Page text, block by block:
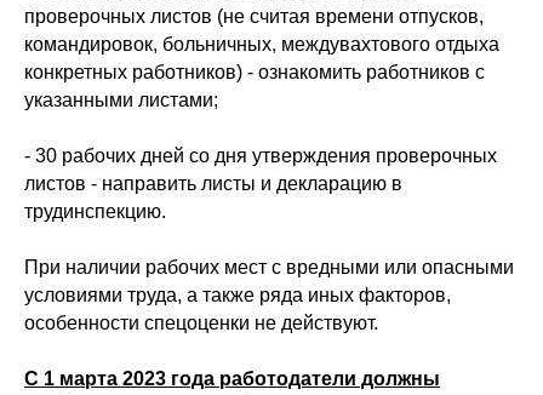
проверочных листов (не считая времени отпусков,
командировок, больничных, междувахтового отдыха
конкретных работников) - ознакомить работников с
указанными листами;
- 30 рабочих дней со дня утверждения проверочных
листов - направить листы и декларацию в
трудинспекцию.
При наличии рабочих мест с вредными или опасными
условиями труда, а также ряда иных факторов,
особенности спецоценки не действуют.
С 1 марта 2023 года работодатели должны